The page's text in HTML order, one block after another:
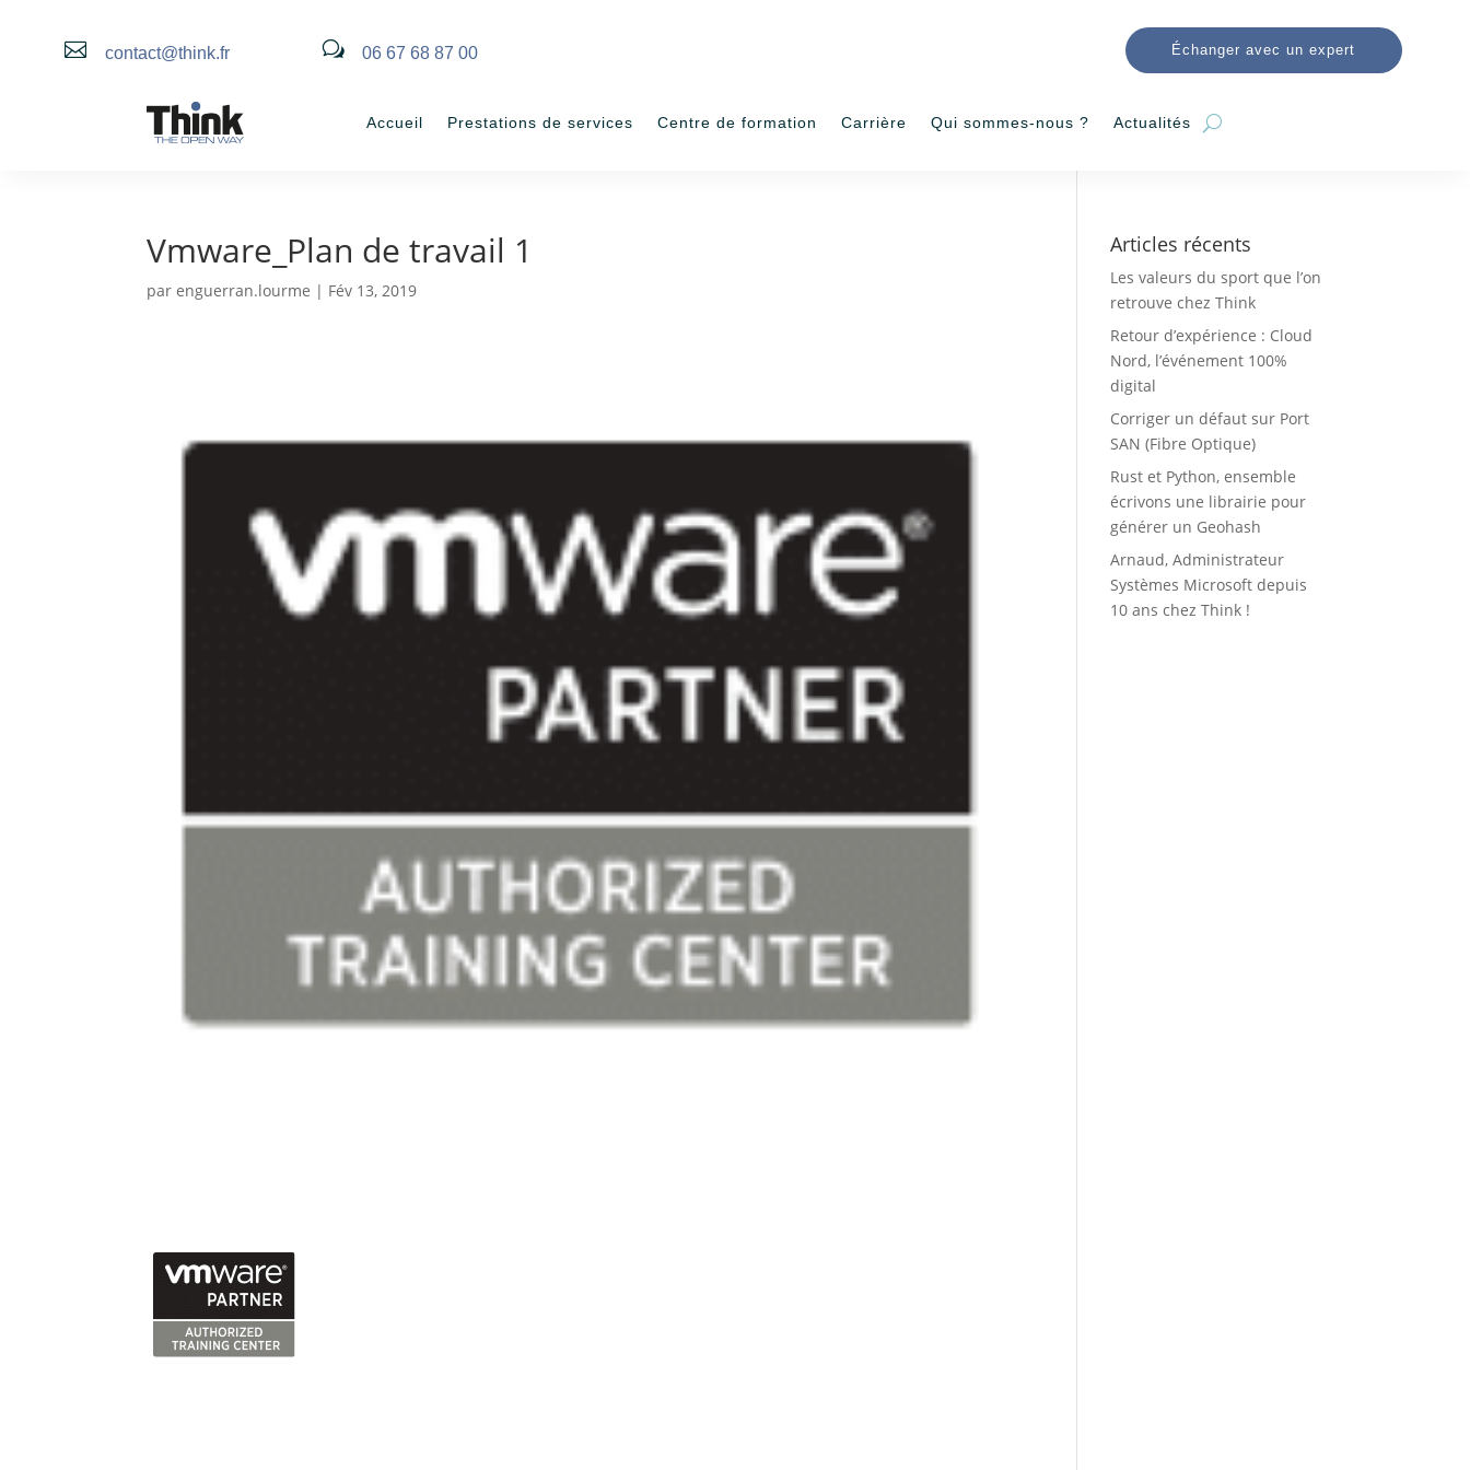
 contact@think.fr w 06 67 68 87 00 Échanger avec un expert
Accueil Prestations de services Centre de formation Carrière Qui sommes-nous ? Actualités
Vmware_Plan de travail 1
parenguerran.lourme | Fév 13, 2019
Articles récents
Les valeurs du sport que l’on
retrouve chez Think
Retour d’expérience : Cloud
Nord, l’événement 100%
digital
Corriger un défaut sur Port
SAN (Fibre Optique)
Rust et Python, ensemble
écrivons une librairie pour
générer un Geohash
Arnaud, Administrateur
Systèmes Microsoft depuis
10 ans chez Think !